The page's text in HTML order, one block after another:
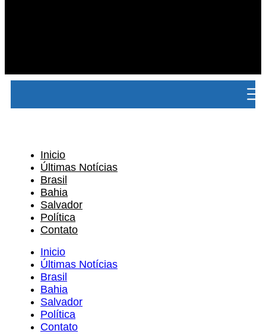
Inicio
Últimas Notícias
Brasil
Bahia
Salvador
Política
Contato
Inicio
Últimas Notícias
Brasil
Bahia
Salvador
Política
Contato